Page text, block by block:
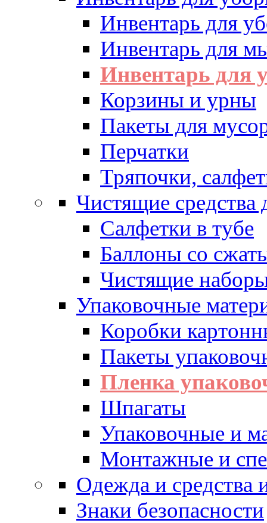
Инвентарь для
Инвентарь для
Инвентарь для
Корзины и урны
Пакеты для
Перчатки
Тряпочки,
Чистящие средства
Салфетки в тубе
Баллоны со
Чистящие
Упаковочные
Коробки
Пакеты
Пленка
Шпагаты
Упаковочные и
Монтажные и
Одежда и средства
Знаки безопасности